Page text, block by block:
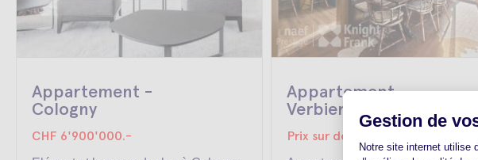
Appartement -
Cologny
CHF 6'900'000.-
Appartement -
Verbier
Prix sur demande